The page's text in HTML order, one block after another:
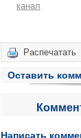
канал
Распечатать
Оставить
Написать